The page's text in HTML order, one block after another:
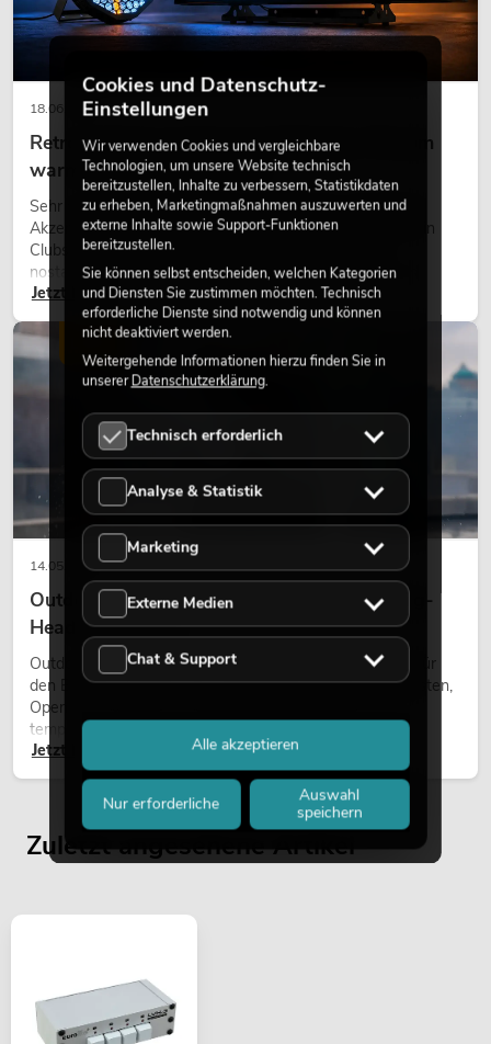
18.06.2026
Retro-Licht im modernen Lichtdesign: Warum
warmes Licht wieder wirkt
Sehr warmes Licht, sichtbare Leuchtflächen und farbige
Akzente prägen viele aktuelle Lichtdesigns auf Bühnen, in
Clubs und bei Events. Retro-Licht ist dabei kein rein
nostalgischer Effekt, sondern ein bewusst eingesetztes
Gestaltungsmittel: Es schafft Atmosphäre, gibt Szenen
Charakter und kann technische LED-Setups emotionaler
wirken lassen.
Jetzt lesen
14.05.2026
Outdoor Moving-Heads: Wetterfeste Moving-
Heads bei Events
Outdoor Moving-Heads sind bewegliche Scheinwerfer für
den Einsatz im Freien. Sie werden bei Festivals, Stadtfesten,
Open-Air-Konzerten, Architekturinszenierungen und
temporären Außeninstallationen eingesetzt.
Jetzt lesen
LICHT
Zuletzt angesehene Artikel
Cookies und Datenschutz-
Einstellungen
Wir verwenden Cookies und vergleichbare
Technologien, um unsere Website technisch
bereitzustellen, Inhalte zu verbessern, Statistikdaten
zu erheben, Marketingmaßnahmen auszuwerten und
externe Inhalte sowie Support-Funktionen
bereitzustellen.
Sie können selbst entscheiden, welchen Kategorien
und Diensten Sie zustimmen möchten. Technisch
erforderliche Dienste sind notwendig und können
nicht deaktiviert werden.
Weitergehende Informationen hierzu finden Sie in
unsererDatenschutzerklärung.
Technisch erforderlich
Analyse & Statistik
Marketing
Externe Medien
Chat & Support
Nur erforderliche
Auswahl
speichern
Alle akzeptieren